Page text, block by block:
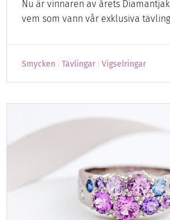
Nu är vinnaren av årets
vem som vann vår exklusiva
Smycken Tävlingar Vigselringar